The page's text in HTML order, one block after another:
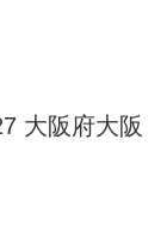
大阪府大阪